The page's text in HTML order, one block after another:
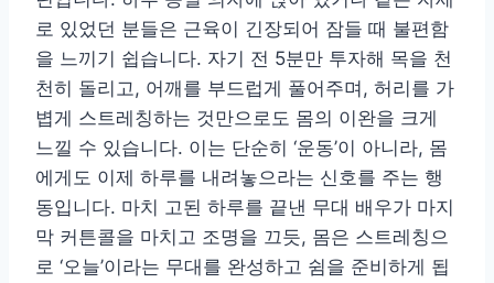
로 있었던 분들은 근육이 긴장되어 잠들 때 불편함
을 느끼기 쉽습니다. 자기 전 5분만 투자해 목을 천
천히 돌리고, 어깨를 부드럽게 풀어주며, 허리를 가
볍게 스트레칭하는 것만으로도 몸의 이완을 크게
느낄 수 있습니다. 이는 단순히 ‘운동’이 아니라, 몸
에게도 이제 하루를 내려놓으라는 신호를 주는 행
동입니다. 마치 고된 하루를 끝낸 무대 배우가 마지
막 커튼콜을 마치고 조명을 끄듯, 몸은 스트레칭으
로 ‘오늘’이라는 무대를 완성하고 쉼을 준비하게 됩